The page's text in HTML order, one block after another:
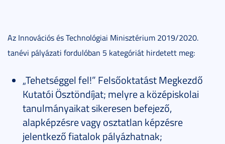
Az Innovációs és Technológiai Minisztérium 2019/2020.
tanévi pályázati fordulóban 5 kategóriát hirdetett meg:
„Tehetséggel fel!” Felsőoktatást Megkezdő
Kutatói Ösztöndíjat; melyre a középiskolai
tanulmányaikat sikeresen befejező,
alapképzésre vagy osztatlan képzésre
jelentkező fiatalok pályázhatnak;